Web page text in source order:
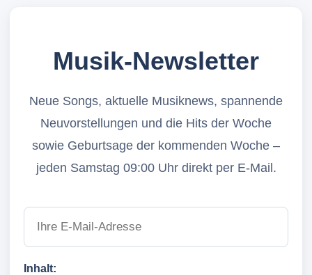
Musik-Newsletter
Neue Songs, aktuelle Musiknews, spannende
Neuvorstellungen und die Hits der Woche
sowie Geburtsage der kommenden Woche –
jeden Samstag 09:00 Uhr direkt per E-Mail.
Inhalt: